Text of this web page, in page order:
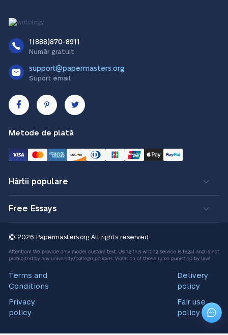
1(888)870-8911
Număr gratuit
support@papermasters.org
Suport email
Metode de plată
Hârtii populare
Free Essays
© 2026 Papermasters.org All rights reserved.
Terms and
Conditions
Privacy
policy
Delivery
policy
Fair use
policy